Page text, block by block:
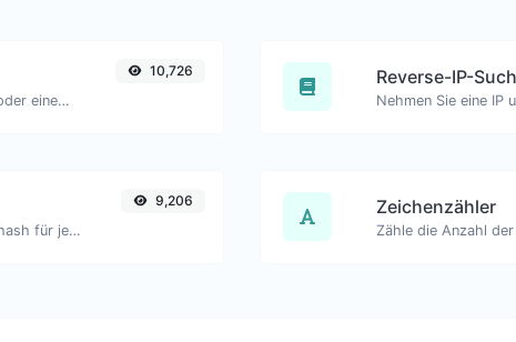
Pingen Sie eine Website, einen Server oder einen Port.
10,726 Reverse-IP-
Generieren Sie einen bcrypt-Passworthash für jede Zeichenfolge.
9,206 Zeichenzähler